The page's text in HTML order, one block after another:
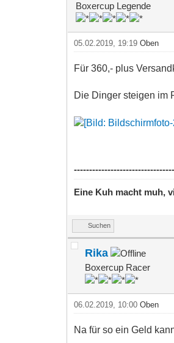
Boxercup Legende
05.02.2019, 19:19Oben
Für 360,- plus
Die Dinger steigen im
Eine Kuh macht muh,
Suchen
Rika
Boxercup Racer
06.02.2019, 10:00Oben
Na für so ein Geld